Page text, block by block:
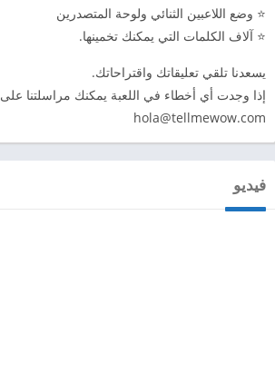
⭐️ وضع اللاعبين الثنائي ولوحة المتصدرين
⭐️ آلاف الكلمات التي يمكنك تخمينها.
يسعدنا تلقي تعليقاتك واقتراحاتك.
إذا وجدت أي أخطاء في اللعبة يمكنك مراسلتنا على
hola@tellmewow.com
فيديو